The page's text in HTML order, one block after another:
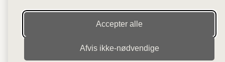
Accepter alle
Afvis ikke‑nødvendige